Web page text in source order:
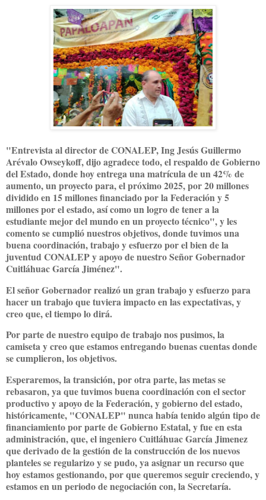
"Entrevista al director de CONALEP, Ing Jesús Guillermo
Arévalo Owseykoff, dijo agradece todo, el respaldo de Gobierno
del Estado, donde hoy entrega una matrícula de un 42% de
aumento, un proyecto para, el próximo 2025, por 20 millones
dividido en 15 millones financiado por la Federación y 5
millones por el estado, así como un logro de tener a la
estudiante mejor del mundo en un proyecto técnico", y les
comento se cumplió nuestros objetivos, donde tuvimos una
buena coordinación, trabajo y esfuerzo por el bien de la
juventud CONALEP y apoyo de nuestro Señor Gobernador
Cuitláhuac García Jiménez".
El señor Gobernador realizó un gran trabajo y esfuerzo para
hacer un trabajo que tuviera impacto en las expectativas, y
creo que, el tiempo lo dirá.
Por parte de nuestro equipo de trabajo nos pusimos, la
camiseta y creo que estamos entregando buenas cuentas donde
se cumplieron, los objetivos.
Esperaremos, la transición, por otra parte, las metas se
rebasaron, ya que tuvimos buena coordinación con el sector
productivo y apoyo de la Federación, y gobierno del estado,
históricamente, "CONALEP" nunca había tenido algún tipo de
financiamiento por parte de Gobierno Estatal, y fue en esta
administración, que, el ingeniero Cuitláhuac García Jimenez
que derivado de la gestión de la construcción de los nuevos
planteles se regularizo y se pudo, ya asignar un recurso que
hoy estamos gestionando, por que queremos seguir creciendo, y
estamos en un periodo de negociación con, la Secretaría.